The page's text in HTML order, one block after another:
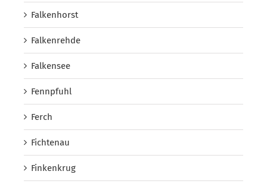
Falkenhorst
Falkenrehde
Falkensee
Fennpfuhl
Ferch
Fichtenau
Finkenkrug